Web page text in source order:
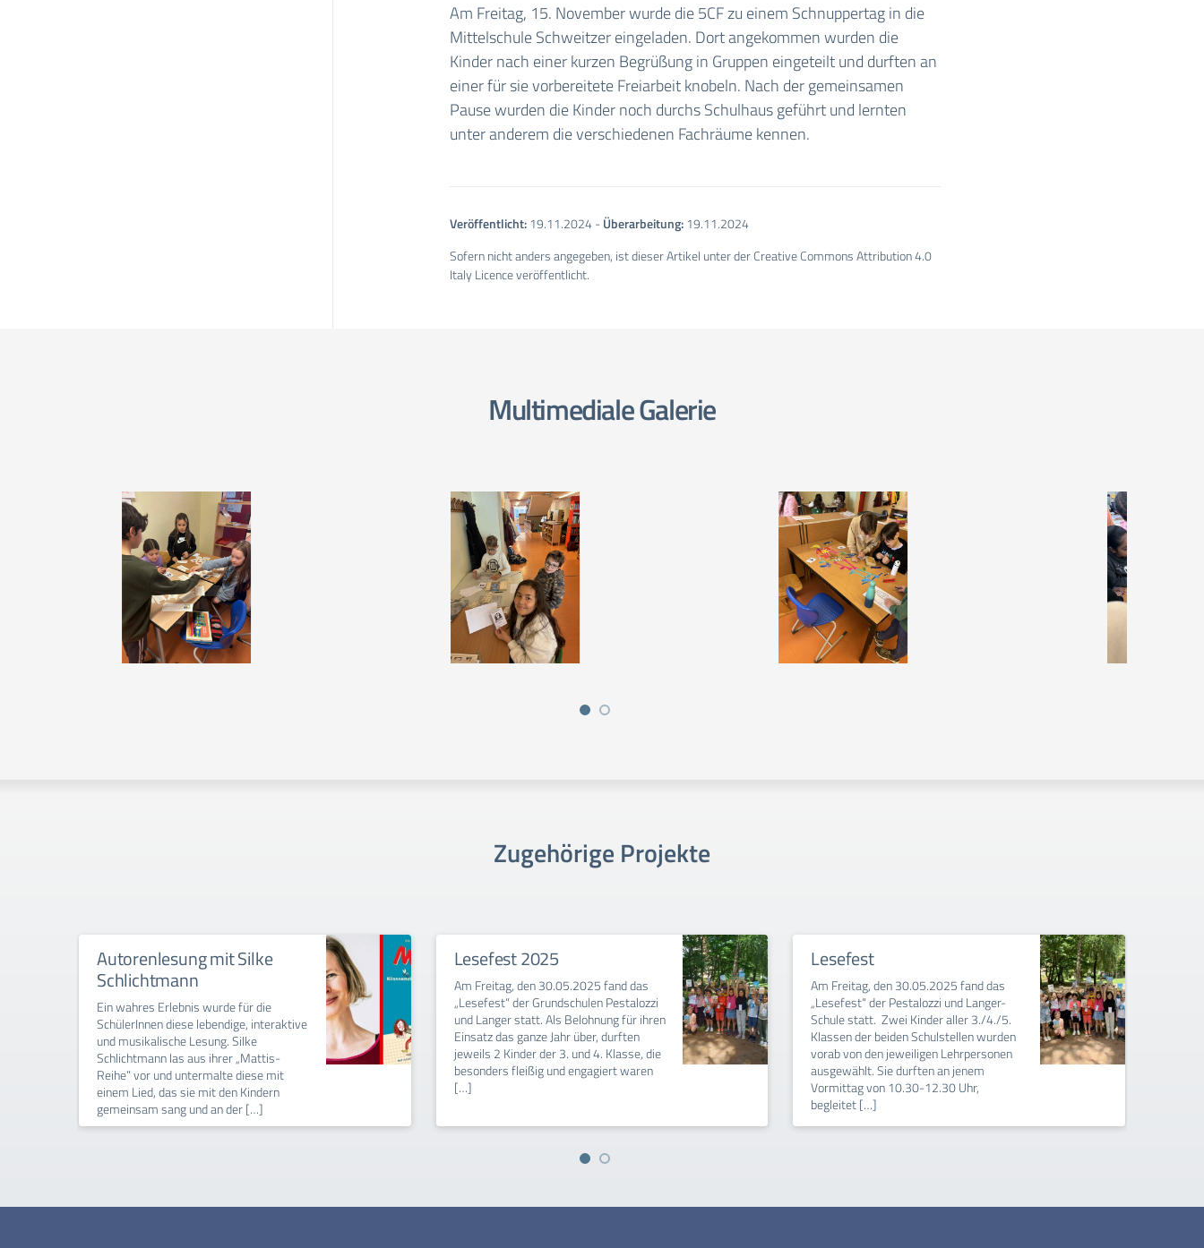
Am Freitag, 15. November wurde die 5CF zu einem Schnuppertag in die
Mittelschule Schweitzer eingeladen. Dort angekommen wurden die
Kinder nach einer kurzen Begrüßung in Gruppen eingeteilt und durften an
einer für sie vorbereitete Freiarbeit knobeln. Nach der gemeinsamen
Pause wurden die Kinder noch durchs Schulhaus geführt und lernten
unter anderem die verschiedenen Fachräume kennen.
Veröffentlicht:19.11.2024-Überarbeitung:19.11.2024
Sofern nicht anders angegeben, ist dieser Artikel unter der Creative Commons Attribution 4.0
Italy Licence veröffentlicht.
Multimediale Galerie
Zugehörige Projekte
Autorenlesung mit Silke
Schlichtmann
Ein wahres Erlebnis wurde für die
SchülerInnen diese lebendige, interaktive
und musikalische Lesung. Silke
Schlichtmann las aus ihrer „Mattis-
Reihe“ vor und untermalte diese mit
einem Lied, das sie mit den Kindern
gemeinsam sang und an der […]
Lesefest 2025
Am Freitag, den 30.05.2025 fand das
„Lesefest“ der Grundschulen Pestalozzi
und Langer statt. Als Belohnung für ihren
Einsatz das ganze Jahr über, durften
jeweils 2 Kinder der 3. und 4. Klasse, die
besonders fleißig und engagiert waren
[…]
Lesefest
Am Freitag, den 30.05.2025 fand das
„Lesefest“ der Pestalozzi und Langer-
Schule statt. Zwei Kinder aller 3./4./5.
Klassen der beiden Schulstellen wurden
vorab von den jeweiligen Lehrpersonen
ausgewählt. Sie durften an jenem
Vormittag von 10.30-12.30 Uhr,
begleitet […]